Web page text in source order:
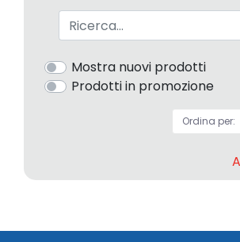
Barra di ricerca
Mostra nuovi prodotti
Prodotti in promozione
Ordina per: